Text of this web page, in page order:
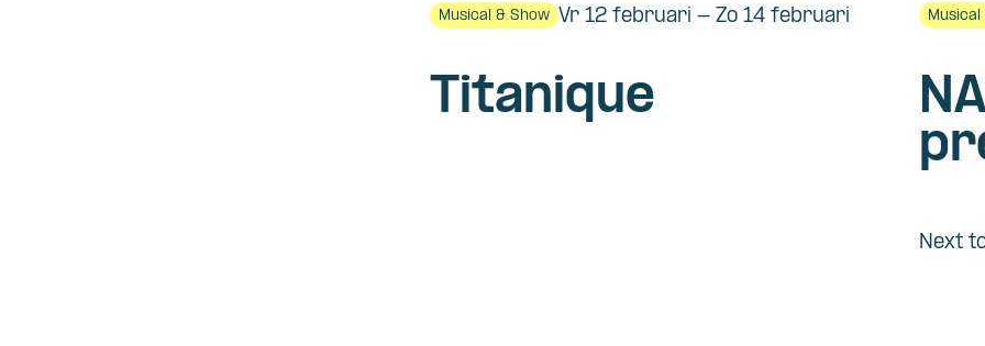
Musical & Show Vr 12 februari - Zo 14 februari
Titanique
Musical
Next